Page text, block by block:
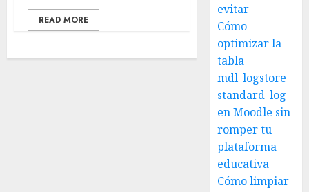
READ MORE
evitar
Cómo
optimizar la
tabla
mdl_logstore_
standard_log
en Moodle sin
romper tu
plataforma
educativa
Cómo limpiar